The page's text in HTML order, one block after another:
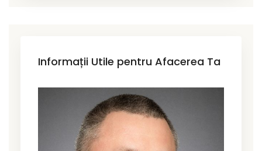
Informații Utile pentru Afacerea Ta